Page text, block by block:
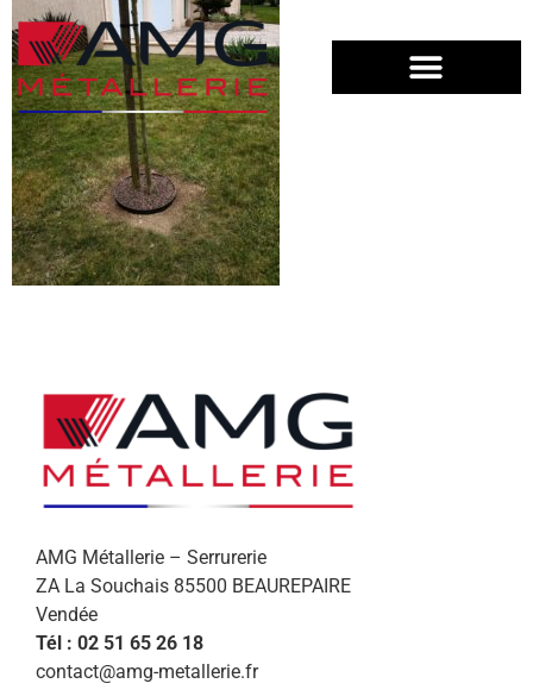
AMG Métallerie – Serrurerie
ZA La Souchais 85500 BEAUREPAIRE
Vendée
Tél : 02 51 65 26 18
contact@amg-metallerie.fr